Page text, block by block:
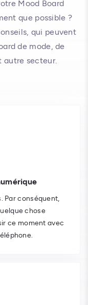
Mood Board
que possible ?
qui peuvent
de mode, de
secteur.
Par conséquent,
chose
ce moment avec